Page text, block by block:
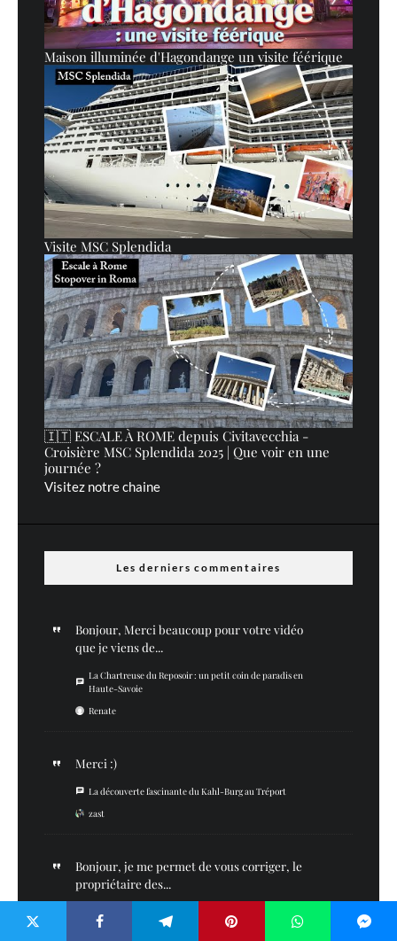
Maison illuminée d'Hagondange un visite féérique
Visite MSC Splendida
🇮🇹 ESCALE À ROME depuis Civitavecchia -
Croisière MSC Splendida 2025 | Que voir en une
journée ?
Visitez notre chaine
Les derniers commentaires
Bonjour, Merci beaucoup pour votre vidéo
que je viens de...
La Chartreuse du Reposoir : un petit coin de paradis en
Haute-Savoie
Renate
Merci :)
La découverte fascinante du Kahl-Burg au Tréport
zast
Bonjour, je me permet de vous corriger, le
propriétaire des...
La découverte fascinante du Kahl-Burg au Tréport